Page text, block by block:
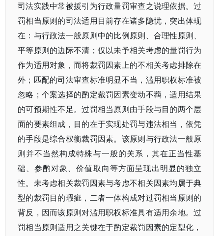
司法实践中常被援引为行政量罚审查之说理依据。过
罚相当原则的司法适用目前存在诸多隐忧，突出体现
在：与行政法一般原则中的比例原则、合理性原则、
平等原则的边际不清；仅以未予相关考虑的量罚行为
作为适用对象，而将裁罚因素上的不相关考虑排除在
外；匹配的司法审查标准明显不当，滥用职权标准被
忽略；个案选择的酌定裁罚因素变动不羁，适用结果
的可预期性不足。过罚相当原则由手段与目的两个层
面的要素组成，目的在于实现处罚与违法相当，依凭
的手段是综合权衡裁罚因素。该原则与行政法一般原
则并不当然构成特殊与一般的关系，其在正当性基
础、参酌对象、价值取向等方面呈现出明显的独立
性。未考虑相关裁罚因素与考虑不相关因素均属于典
型的裁罚目的瑕疵，二者一体构成对过罚相当原则的
背反，因而该原则对滥用职权标准具有适用余地。过
罚相当原则适用之关键在于酌定裁罚因素的定型化，